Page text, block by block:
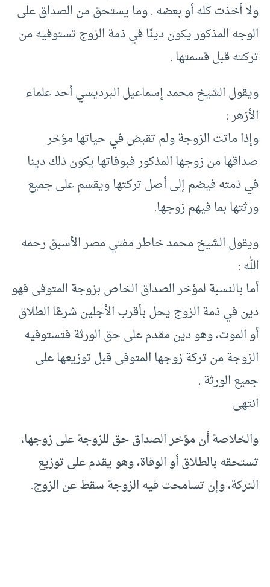
ولا أخذت كله أو بعضه .‏ وما يستحق من الصداق على
الوجه المذكور يكون دينًا في ذمة الزوج تستوفيه من
تركته قبل قسمتها .
ويقول الشيخ محمد إسماعيل البرديسي أحد علماء
الأزهر :
وإذا ماتت الزوجة ولم تقبض في حياتها مؤخر
صداقها من زوجها المذكور فبوفاتها يكون ذلك دينا
في ذمته فيضم إلى أصل تركتها ويقسم على جميع
ورثتها بما فيهم زوجها.
ويقول الشيخ محمد خاطر مفتي مصر الأسبق رحمه
الله :
أما بالنسبة لمؤخر الصداق الخاص بزوجة المتوفى فهو
دين في ذمة الزوج يحل بأقرب الأجلين شرعًا الطلاق
أو الموت، وهو دين مقدم على حق الورثة فتستوفيه
الزوجة من تركة زوجها المتوفى قبل توزيعها على
جميع الورثة .
انتهى
والخلاصة أن مؤخر الصداق حق للزوجة على زوجها،
تستحقه بالطلاق أو الوفاة، وهو يقدم على توزيع
التركة، وإن تسامحت فيه الزوجة سقط عن الزوج.